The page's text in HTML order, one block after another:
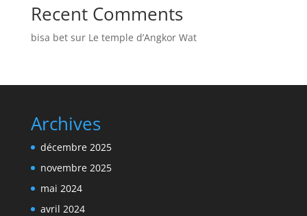
Recent Comments
bisa betsur Le temple d’Angkor Wat
Archives
décembre 2025
novembre 2025
mai 2024
avril 2024